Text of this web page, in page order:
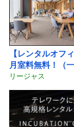
【レンタルオフ
月室料無料！（
リージャス